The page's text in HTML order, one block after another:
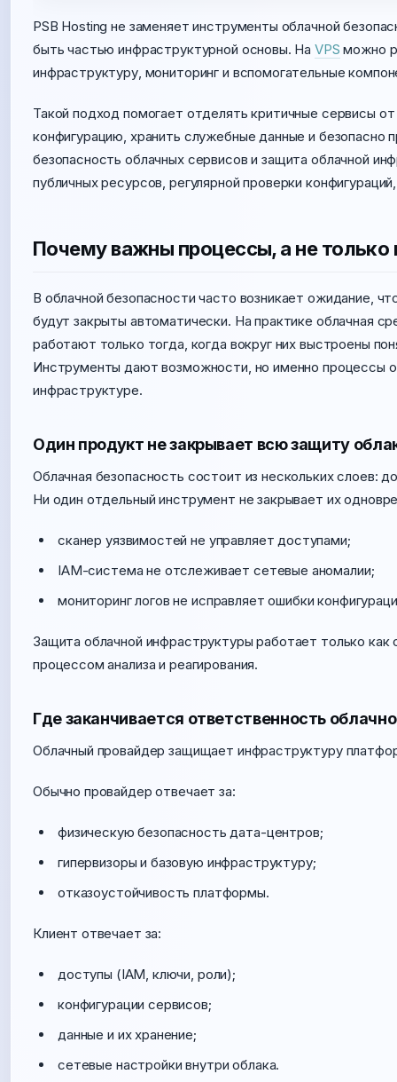
PSB Hosting не заменяет инструменты облачной
быть частью инфраструктурной основы. НаVPS можно
инфраструктуру, мониторинг и вспомогательные
Такой подход помогает отделять критичные сервисы
конфигурацию, хранить служебные данные и
безопасность облачных сервисов и защита облачной
публичных ресурсов, регулярной проверки
Почему важны процессы, а не
В облачной безопасности часто возникает ожидание,
будут закрыты автоматически. На практике облачная
работают только тогда, когда вокруг них выстроены
Инструменты дают возможности, но именно процессы
инфраструктуре.
Один продукт не закрывает всю защиту
Облачная безопасность состоит из нескольких слоев:
Ни один отдельный инструмент не закрывает их
сканер уязвимостей не управляет доступами;
IAM-система не отслеживает сетевые аномалии;
мониторинг логов не исправляет ошибки
Защита облачной инфраструктуры работает только
процессом анализа и реагирования.
Где заканчивается ответственность
Облачный провайдер защищает инфраструктуру
Обычно провайдер отвечает за:
физическую безопасность дата-центров;
гипервизоры и базовую инфраструктуру;
отказоустойчивость платформы.
Клиент отвечает за:
доступы (IAM, ключи, роли);
конфигурации сервисов;
данные и их хранение;
сетевые настройки внутри облака.